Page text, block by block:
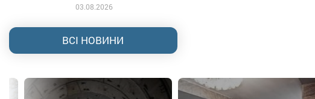
03.08.2026
ВСІ НОВИНИ